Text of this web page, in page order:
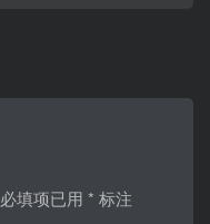
必填项已用 * 标注